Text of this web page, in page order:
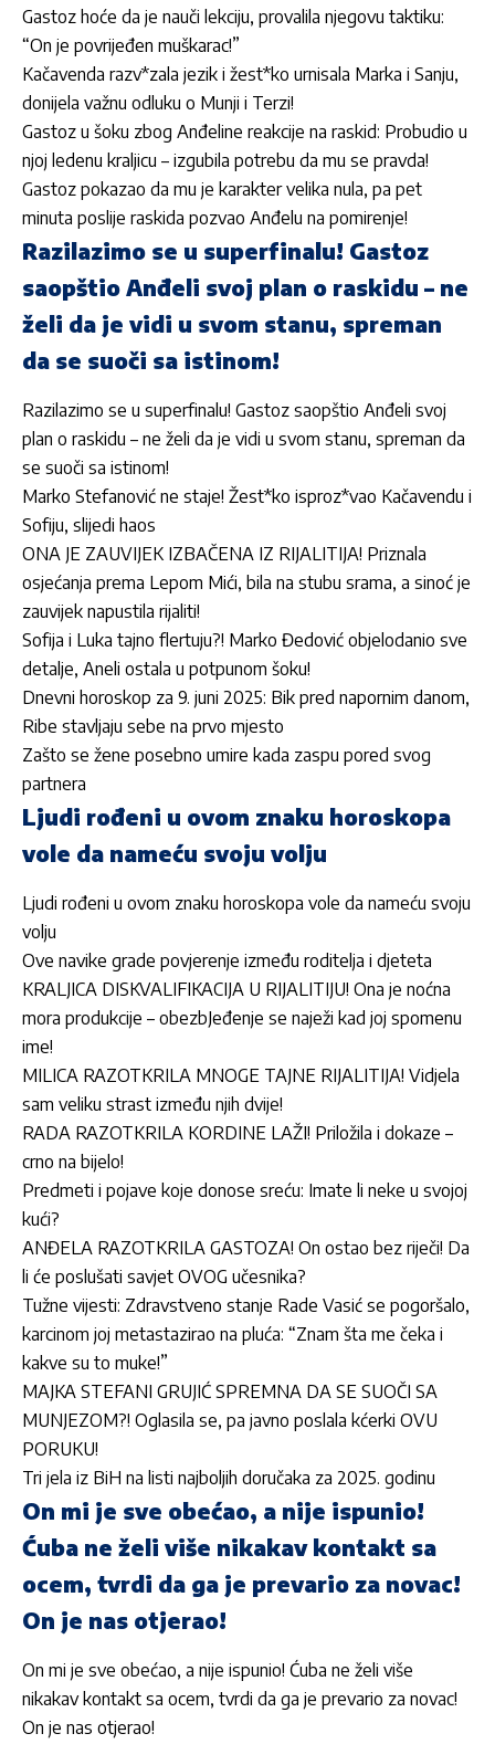
Gastoz hoće da je nauči lekciju, provalila njegovu taktiku:
“On je povrijeđen muškarac!”
Kačavenda razv*zala jezik i žest*ko urnisala Marka i Sanju,
donijela važnu odluku o Munji i Terzi!
Gastoz u šoku zbog Anđeline reakcije na raskid: Probudio u
njoj ledenu kraljicu – izgubila potrebu da mu se pravda!
Gastoz pokazao da mu je karakter velika nula, pa pet
minuta poslije raskida pozvao Anđelu na pomirenje!
Razilazimo se u superfinalu! Gastoz
saopštio Anđeli svoj plan o raskidu – ne
želi da je vidi u svom stanu, spreman
da se suoči sa istinom!
Razilazimo se u superfinalu! Gastoz saopštio Anđeli svoj
plan o raskidu – ne želi da je vidi u svom stanu, spreman da
se suoči sa istinom!
Marko Stefanović ne staje! Žest*ko isproz*vao Kačavendu i
Sofiju, slijedi haos
ONA JE ZAUVIJEK IZBAČENA IZ RIJALITIJA! Priznala
osjećanja prema Lepom Mići, bila na stubu srama, a sinoć je
zauvijek napustila rijaliti!
Sofija i Luka tajno flertuju?! Marko Đedović objelodanio sve
detalje, Aneli ostala u potpunom šoku!
Dnevni horoskop za 9. juni 2025: Bik pred napornim danom,
Ribe stavljaju sebe na prvo mjesto
Zašto se žene posebno umire kada zaspu pored svog
partnera
Ljudi rođeni u ovom znaku horoskopa
vole da nameću svoju volju
Ljudi rođeni u ovom znaku horoskopa vole da nameću svoju
volju
Ove navike grade povjerenje između roditelja i djeteta
KRALJICA DISKVALIFIKACIJA U RIJALITIJU! Ona je noćna
mora produkcije – obezbJeđenje se naježi kad joj spomenu
ime!
MILICA RAZOTKRILA MNOGE TAJNE RIJALITIJA! Vidjela
sam veliku strast između njih dvije!
RADA RAZOTKRILA KORDINE LAŽI! Priložila i dokaze –
crno na bijelo!
Predmeti i pojave koje donose sreću: Imate li neke u svojoj
kući?
ANĐELA RAZOTKRILA GASTOZA! On ostao bez riječi! Da
li će poslušati savjet OVOG učesnika?
Tužne vijesti: Zdravstveno stanje Rade Vasić se pogoršalo,
karcinom joj metastazirao na pluća: “Znam šta me čeka i
kakve su to muke!”
MAJKA STEFANI GRUJIĆ SPREMNA DA SE SUOČI SA
MUNJEZOM?! Oglasila se, pa javno poslala kćerki OVU
PORUKU!
Tri jela iz BiH na listi najboljih doručaka za 2025. godinu
On mi je sve obećao, a nije ispunio!
Ćuba ne želi više nikakav kontakt sa
ocem, tvrdi da ga je prevario za novac!
On je nas otjerao!
On mi je sve obećao, a nije ispunio! Ćuba ne želi više
nikakav kontakt sa ocem, tvrdi da ga je prevario za novac!
On je nas otjerao!